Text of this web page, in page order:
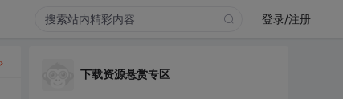
登录/注册
下载资源悬赏专区